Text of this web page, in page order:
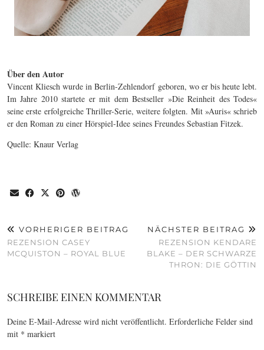
Über den Autor
Vincent Kliesch wurde in Berlin-Zehlendorf geboren, wo er bis heute lebt.
Im Jahre 2010 startete er mit dem Bestseller »Die Reinheit des Todes«
seine erste erfolgreiche Thriller-Serie, weitere folgten. Mit »Auris« schrieb
er den Roman zu einer Hörspiel-Idee seines Freundes Sebastian Fitzek.
Quelle: Knaur Verlag
VORHERIGER BEITRAG
REZENSION CASEY
MCQUISTON – ROYAL BLUE
NÄCHSTER BEITRAG
REZENSION KENDARE
BLAKE – DER SCHWARZE
THRON: DIE GÖTTIN
SCHREIBE EINEN KOMMENTAR
Deine E-Mail-Adresse wird nicht veröffentlicht. Erforderliche Felder sind
mit * markiert